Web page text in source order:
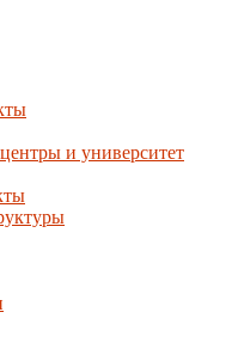
и университет